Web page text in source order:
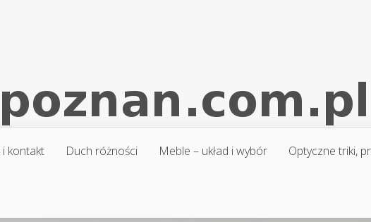
i kontakt Duch różności Meble – układ i wybór Optyczne triki,